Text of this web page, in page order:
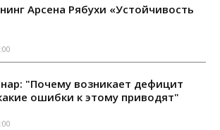
Арсена Рябухи «Устойчивость
"Почему возникает дефицит
ошибки к этому приводят"